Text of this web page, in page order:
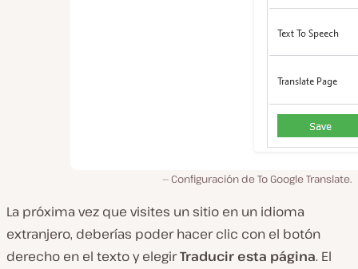
Configuración de To Google Translate.
La próxima vez que visites un sitio en un idioma
extranjero, deberías poder hacer clic con el botón
derecho en el texto y elegirTraducir esta página. El